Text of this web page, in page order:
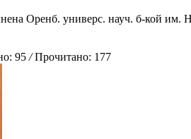
Оренб. универс. науч. б-кой
95 /Прочитано: 177